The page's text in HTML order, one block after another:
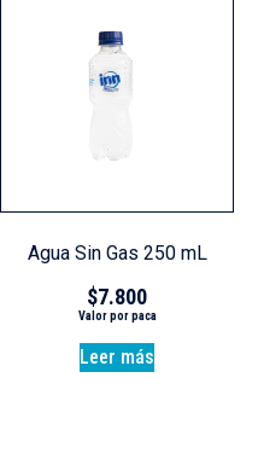
Agua Sin Gas 250 mL
$7.800
Leer más